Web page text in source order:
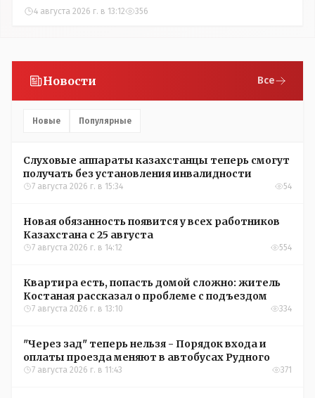
4 августа 2026 г. в 13:12 356
Новости Все
Новые Популярные
Слуховые аппараты казахстанцы теперь смогут
получать без установления инвалидности
7 августа 2026 г. в 15:34 54
Новая обязанность появится у всех работников
Казахстана с 25 августа
7 августа 2026 г. в 14:12 554
Квартира есть, попасть домой сложно: житель
Костаная рассказал о проблеме с подъездом
7 августа 2026 г. в 13:10 334
"Через зад" теперь нельзя - Порядок входа и
оплаты проезда меняют в автобусах Рудного
7 августа 2026 г. в 11:43 371